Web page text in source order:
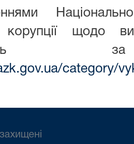
корупції щодо
category/